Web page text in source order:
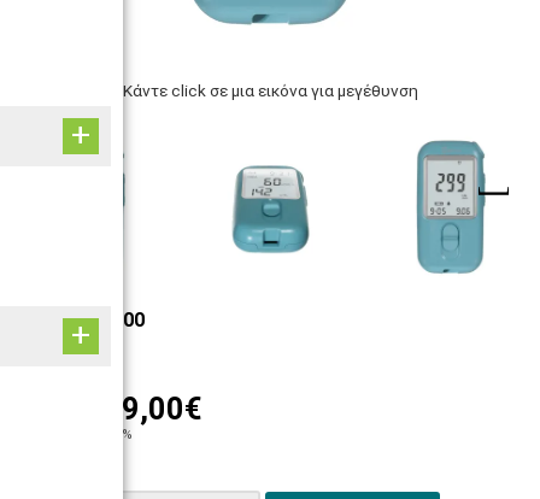
Κάντε click σε μια εικόνα για μεγέθυνση
ΚΩΔ: 33000-00
229,00€
+ ΦΠΑ 24%